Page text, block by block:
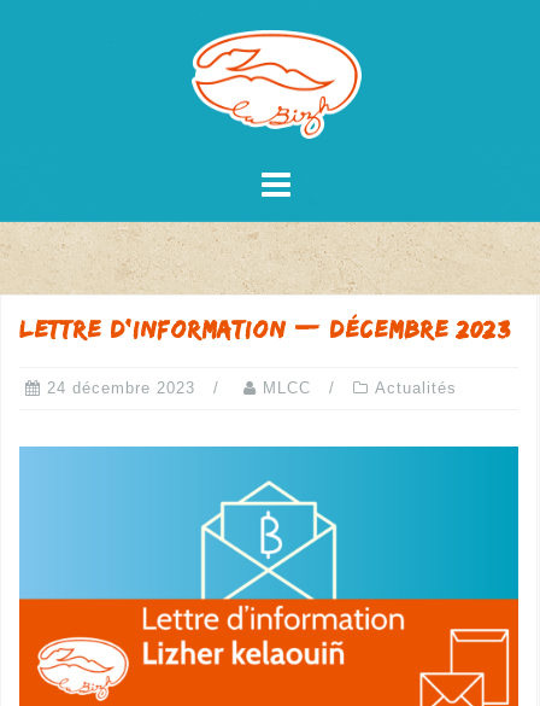
Lettre d’information — décembre 2023
24 décembre 2023 MLCC Actualités